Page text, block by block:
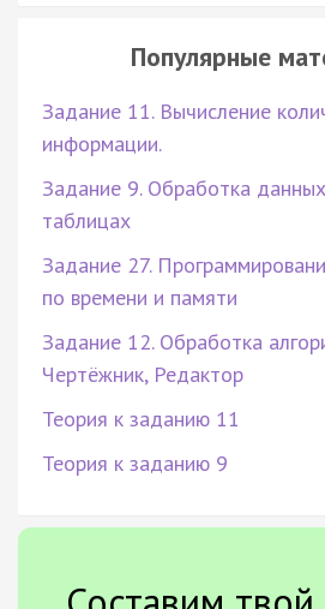
Популярные
Задание 11. Вычисление
информации.
Задание 9. Обработка
таблицах
Задание 27.
по времени и памяти
Задание 12. Обработка
Чертёжник, Редактор
Теория к заданию 11
Теория к заданию 9